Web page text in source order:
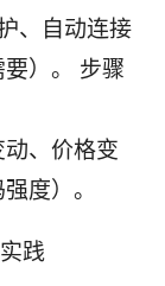
、自动连接
）。 步骤
、价格变
度）。
践